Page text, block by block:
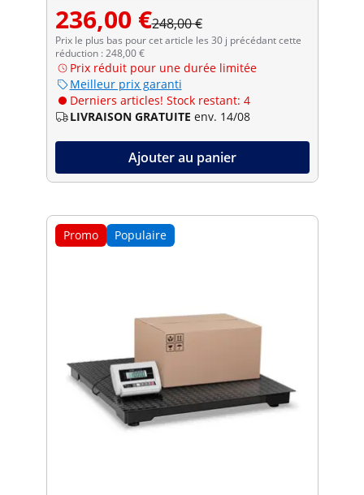
236,00 €248,00 €
Prix le plus bas pour cet article les 30 j précédant cette
réduction : 248,00 €
Prix réduit pour une durée limitée
Meilleur prix garanti
Derniers articles! Stock restant: 4
LIVRAISON GRATUITE env. 14/08
Ajouter au panier
Promo Populaire